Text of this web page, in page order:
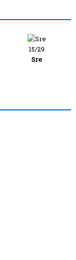
15/29
Sre